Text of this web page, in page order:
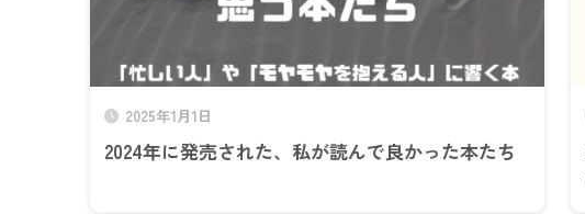
2025年1月1日
2024年に発売された、私が読んで良かった本たち